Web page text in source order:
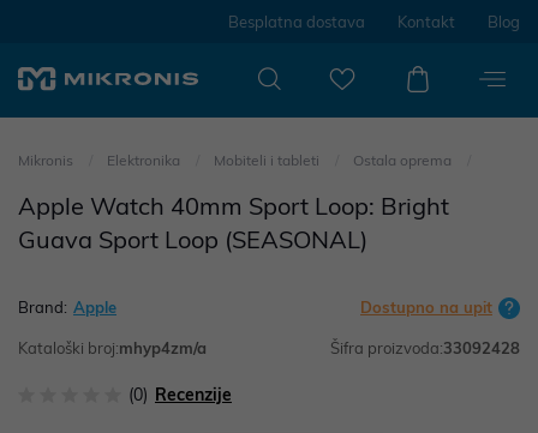
Besplatna dostava Kontakt Blog
Mikronis Elektronika Mobiteli i tableti Ostala oprema
Apple Watch 40mm Sport Loop: Bright
Guava Sport Loop (SEASONAL)
Brand: Apple Dostupno na upit
Kataloški broj:mhyp4zm/a Šifra proizvoda:33092428
(0) Recenzije